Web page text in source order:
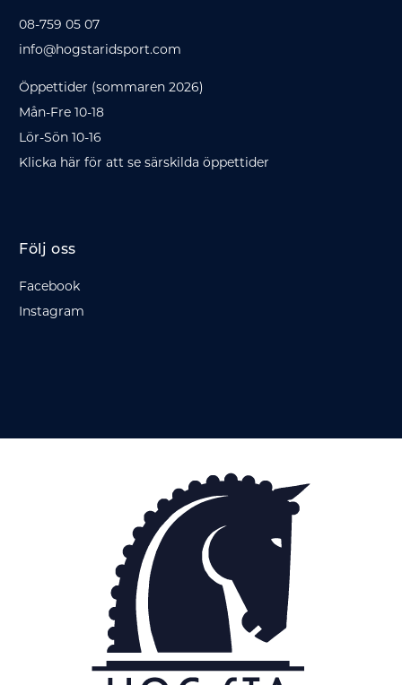
08-759 05 07
info@hogstaridsport.com
Öppettider (sommaren 2026)
Mån-Fre 10-18
Lör-Sön 10-16
Klicka här för att se särskilda öppettider
Följ oss
Facebook
Instagram